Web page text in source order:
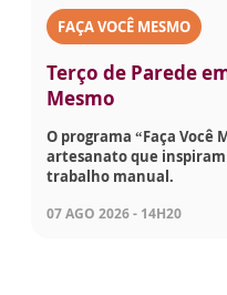
FAÇA VOCÊ MESMO
Terço de Parede
Mesmo
O programa “Faça Você
artesanato que
trabalho manual.
07 AGO 2026 - 14H20